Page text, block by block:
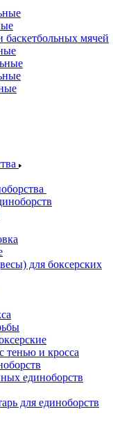
баскетбольных мячей
для боксерских
тенью и кросса
единоборств
для единоборств